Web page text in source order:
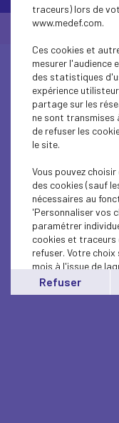
© Medef Hauts-
traceurs) lors de
www.medef.com.
Ces cookies et
mesurer l'audience
des statistiques
expérience
partage sur les
ne sont transmises
de refuser les
le site.
Vous pouvez
des cookies (sauf
nécessaires au
'Personnaliser vos
paramétrer
cookies et traceurs
refuser. Votre choix
mois à l'issue de
affiché..
Vous pouvez
Refuser